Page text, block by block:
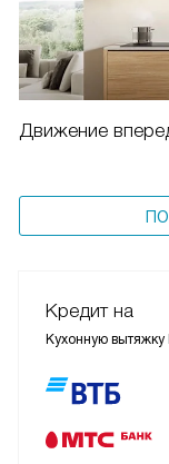
Движение
Кредит на
Кухонную вытяжку